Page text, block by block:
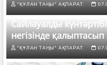
"ҚҰЛАН ТАҢЫ" АҚПАРАТ.
Сайлауалды
негізінде
"ҚҰЛАН ТАҢЫ" АҚПАРАТ.